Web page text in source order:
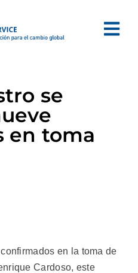
se
en toma
en la toma de
Cardoso, este